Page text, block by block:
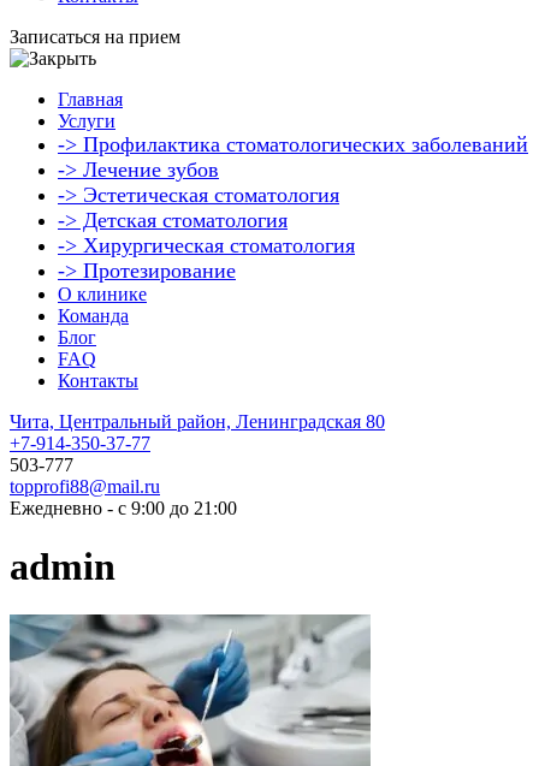
Записаться на прием
Главная
Услуги
-> Профилактика стоматологических заболеваний
-> Лечение зубов
-> Эстетическая стоматология
-> Детская стоматология
-> Хирургическая стоматология
-> Протезирование
О клинике
Команда
Блог
FAQ
Контакты
Чита, Центральный район, Ленинградская 80
+7-914-350-37-77
503-777
topprofi88@mail.ru
Ежедневно - с 9:00 до 21:00
admin